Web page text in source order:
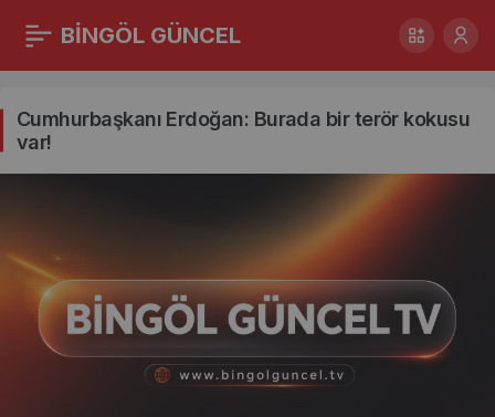
BİNGÖL GÜNCEL
Cumhurbaşkanı
Erdoğan:
terör
kokusu
var!
Haberleri
Cumhurbaşkanı Erdoğan: Burada bir terör kokusu
var!